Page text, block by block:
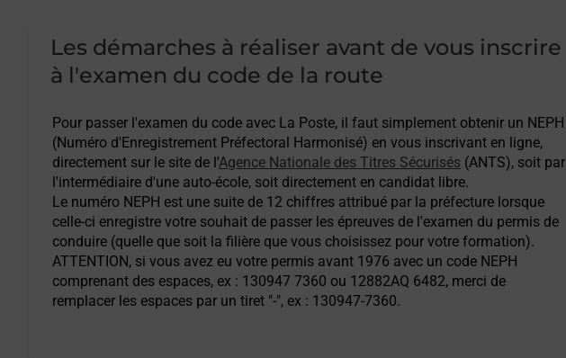
Les démarches à réaliser avant de vous inscrire
à l'examen du code de la route
Pour passer l'examen du code avec La Poste, il faut simplement obtenir un NEPH
(Numéro d'Enregistrement Préfectoral Harmonisé) en vous inscrivant en ligne,
directement sur le site de l'Agence Nationale des Titres Sécurisés (ANTS), soit par
l'intermédiaire d'une auto-école, soit directement en candidat libre.
Le numéro NEPH est une suite de 12 chiffres attribué par la préfecture lorsque
celle-ci enregistre votre souhait de passer les épreuves de l'examen du permis de
conduire (quelle que soit la filière que vous choisissez pour votre formation).
ATTENTION, si vous avez eu votre permis avant 1976 avec un code NEPH
comprenant des espaces, ex : 130947 7360 ou 12882AQ 6482, merci de
remplacer les espaces par un tiret "-", ex : 130947-7360.